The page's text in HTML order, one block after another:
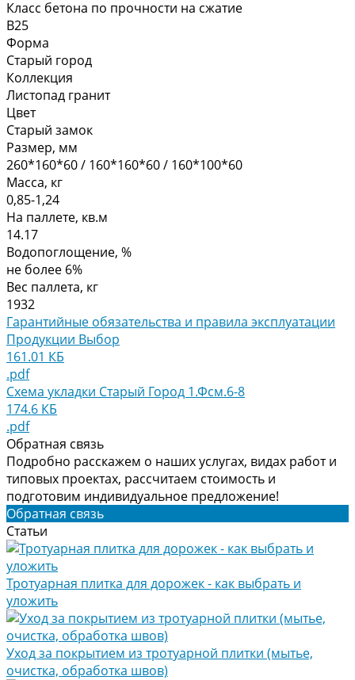
Класс бетона по прочности на сжатие
В25
Форма
Старый город
Коллекция
Листопад гранит
Цвет
Старый замок
Размер, мм
260*160*60 / 160*160*60 / 160*100*60
Масса, кг
0,85-1,24
На паллете, кв.м
14.17
Водопоглощение, %
не более 6%
Вес паллета, кг
1932
Гарантийные обязательства и правила эксплуатации
Продукции Выбор
161.01 КБ
.pdf
Схема укладки Старый Город 1.Фсм.6-8
174.6 КБ
.pdf
Обратная связь
Подробно расскажем о наших услугах, видах работ и
типовых проектах, рассчитаем стоимость и
подготовим индивидуальное предложение!
Обратная связь
Статьи
Тротуарная плитка для дорожек - как выбрать и
уложить
Уход за покрытием из тротуарной плитки (мытье,
очистка, обработка швов)